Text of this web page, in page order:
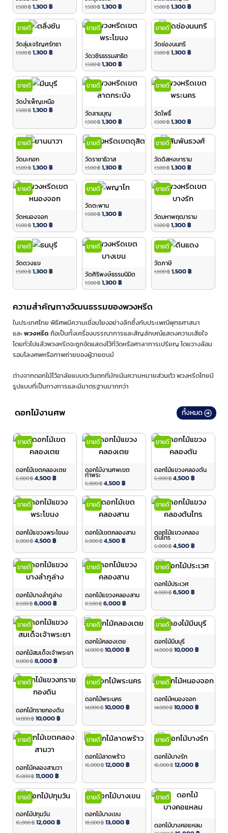
1,500฿ 1,300฿ 1,500฿ 1,300฿ 1,500฿ 1,300฿
ขายดี
วัดลุ่มเจริญศรัทธา
1,500฿ 1,300฿
ขายดี
วัดวชิรธรรมสาธิต
1,500฿ 1,300฿
ขายดี
วัดช่องนนทรี
1,500฿ 1,300฿
ขายดี
วัดบำเพ็ญเหนือ
1,500฿ 1,300฿
ขายดี
วัดลานบุญ
1,500฿ 1,300฿
ขายดี
วัดโพธิ์
1,500฿ 1,300฿
ขายดี
วัดมะกอก
1,500฿ 1,300฿
ขายดี
วัดราชาธิวาส
1,500฿ 1,300฿
ขายดี
วัดดิสหงษาราม
1,500฿ 1,300฿
ขายดี
วัดหนองจอก
1,500฿ 1,300฿
ขายดี
วัดตะพาน
1,500฿ 1,300฿
ขายดี
วัดมหาพฤฒาราม
1,500฿ 1,300฿
ขายดี
วัดดวงแข
1,500฿ 1,300฿
ขายดี
วัดศิริพงษ์ธรรมนิมิต
1,500฿ 1,300฿
ขายดี
วัดภาษี
1,800฿ 1,500฿
ความสำคัญทางวัฒนธรรมของพวงหรีด
ในประเทศไทย พิธีศพมีความเชื่อมโยงอย่างลึกซึ้งกับประเพณีพุทธศาสนา
และพวงหรีด ถือเป็นทั้งเครื่องบรรณาการและสัญลักษณ์แสดงความเสียใจ
โดยทั่วไปแล้วพวงหรีดจะถูกจัดแสดงไว้ที่วัดหรือศาลาการเปรียญ โดยวางล้อม
รอบโลงศพหรือภาพถ่ายของผู้วายชนม์
ต่างจากดอกไม้ไว้อาลัยแบบตะวันตกที่มักเน้นความหมายส่วนตัว พวงหรีดไทยมี
รูปแบบที่เป็นทางการและมีมาตรฐานมากกว่า
ดอกไม้งานศพ ทั้งหมด
ขายดี
ดอกไม้เขตคลองเตย
6,000฿ 4,500฿
ขายดี
ดอกไม้งานศพเขต
ท่าพระ
6,000฿ 4,500฿
ขายดี
ดอกไม้แขวงคลองตัน
6,000฿ 4,500฿
ขายดี
ดอกไม้แขวงพระโขนง
6,000฿ 4,500฿
ขายดี
ดอกไม้เขตคลองสาน
6,000฿ 4,500฿
ขายดี
ดอกไม้แขวงคลอง
ต้นไทร
6,000฿ 4,500฿
ขายดี
ดอกไม้บางลำภูล่าง
8,500฿ 6,000฿
ขายดี
ดอกไม้แขวงคลองสาน
8,500฿ 6,000฿
ขายดี
ดอกไม้ประเวศ
9,000฿ 6,500฿
ขายดี
ดอกไม้สมเด็จเจ้าพระยา
11,000฿ 8,000฿
ขายดี
ดอกไม้คลองเตย
14,000฿ 10,000฿
ขายดี
ดอกไม้มีนบุรี
14,000฿ 10,000฿
ขายดี
ดอกไม้ทรายกองดิน
14,000฿ 10,000฿
ขายดี
ดอกไม้พระนคร
14,000฿ 10,000฿
ขายดี
ดอกไม้หนองจอก
14,000฿ 10,000฿
ขายดี
ดอกไม้คลองสามวา
15,000฿ 11,000฿
ขายดี
ดอกไม้ลาดพร้าว
16,000฿ 12,000฿
ขายดี
ดอกไม้บางรัก
16,000฿ 12,000฿
ขายดี
ดอกไม้ปทุมวัน
16,000฿ 12,000฿
ขายดี
ดอกไม้บางเขน
18,000฿ 13,000฿
ขายดี
ดอกไม้บางคอแหลม